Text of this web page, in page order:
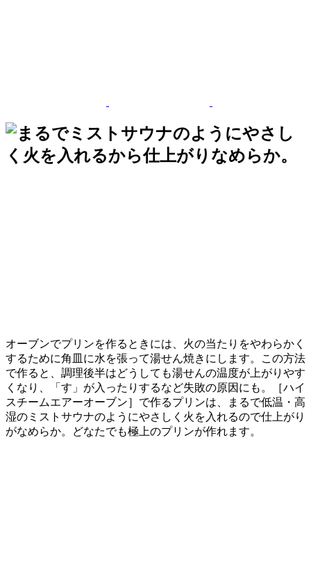
オーブンでプリンを作るときには、火の当たりをやわらかく
するために角皿に水を張って湯せん焼きにします。この方法
で作ると、調理後半はどうしても湯せんの温度が上がりやす
くなり、「す」が入ったりするなど失敗の原因にも。
［ハイ
スチームエアーオーブン］で作るプリンは、
まるで低温・高
湿のミストサウナのようにやさしく火を入れるので仕上がり
がなめらか。
どなたでも極上のプリンが作れます。